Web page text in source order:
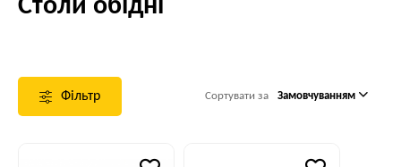
Столи обідні
Фільтр Сортувати за Замовчуванням